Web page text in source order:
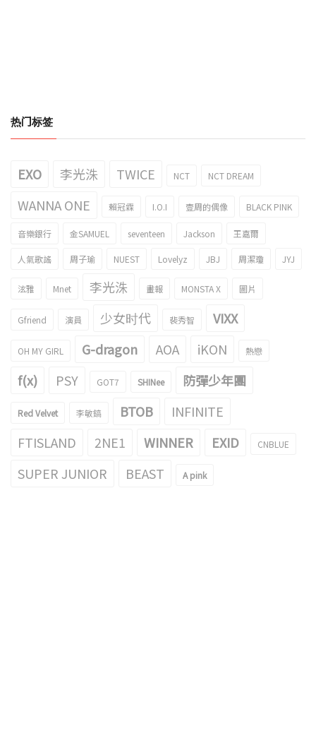
热门标签
EXO 李光洙 TWICE NCT NCT DREAM
WANNA ONE 賴冠霖 I.O.I 壹周的偶像 BLACK PINK
音樂銀行 金SAMUEL seventeen Jackson 王嘉爾
人氣歌謠 周子瑜 NUEST Lovelyz JBJ 周潔瓊 JYJ
泫雅 Mnet 李光洙 畫報 MONSTA X 圖片
Gfriend 演員 少女时代 裴秀智 VIXX
OH MY GIRL G-dragon AOA iKON 熱戀
f(x) PSY GOT7 SHINee 防彈少年團
Red Velvet 李敏鎬 BTOB
INFINITE
FTISLAND
2NE1 WINNER EXID CNBLUE
SUPER JUNIOR BEAST A pink